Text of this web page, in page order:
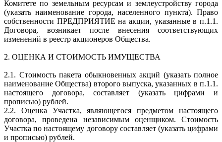
Комитете по земельным ресурсам и землеустройству города
(указать наименование города, населенного пункта). Право
собственности ПРЕДПРИЯТИЕ на акции, указанные в п.1.1.
Договора, возникает после внесения соответствующих
изменений в реестр акционеров Общества.
2. ОЦЕНКА И СТОИМОСТЬ ИМУЩЕСТВА
2.1. Стоимость пакета обыкновенных акций (указать полное
наименование Общества) второго выпуска, указанных в п.1.1.
настоящего договора, составляет (указать цифрами и
прописью) рублей.
2.2. Оценка Участка, являющегося предметом настоящего
договора, проведена независимым оценщиком. Стоимость
Участка по настоящему договору составляет (указать цифрами
и прописью) рублей.